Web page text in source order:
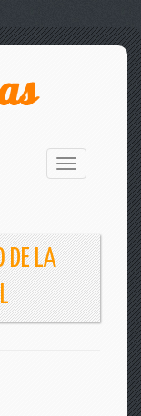
Toggle
navigation
DE LA